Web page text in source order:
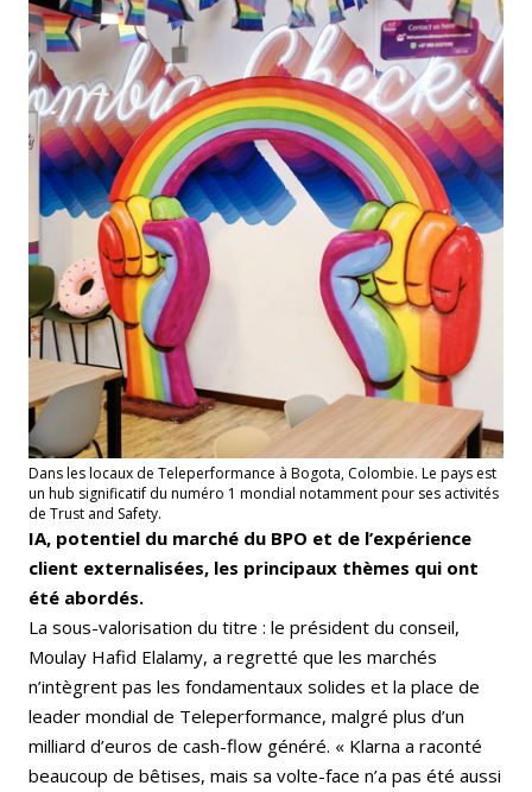
Dans les locaux de Teleperformance à Bogota, Colombie. Le pays est
un hub significatif du numéro 1 mondial notamment pour ses activités
de Trust and Safety.
IA, potentiel du marché du BPO et de l’expérience
client externalisées, les principaux thèmes qui ont
été abordés.
La sous-valorisation du titre : le président du conseil,
Moulay Hafid Elalamy, a regretté que les marchés
n’intègrent pas les fondamentaux solides et la place de
leader mondial de Teleperformance, malgré plus d’un
milliard d’euros de cash-flow généré. « Klarna a raconté
beaucoup de bêtises, mais sa volte-face n’a pas été aussi